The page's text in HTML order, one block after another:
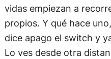
vidas empiezan a
propios. Y qué hace
dice apago el switch y
Lo ves desde otra